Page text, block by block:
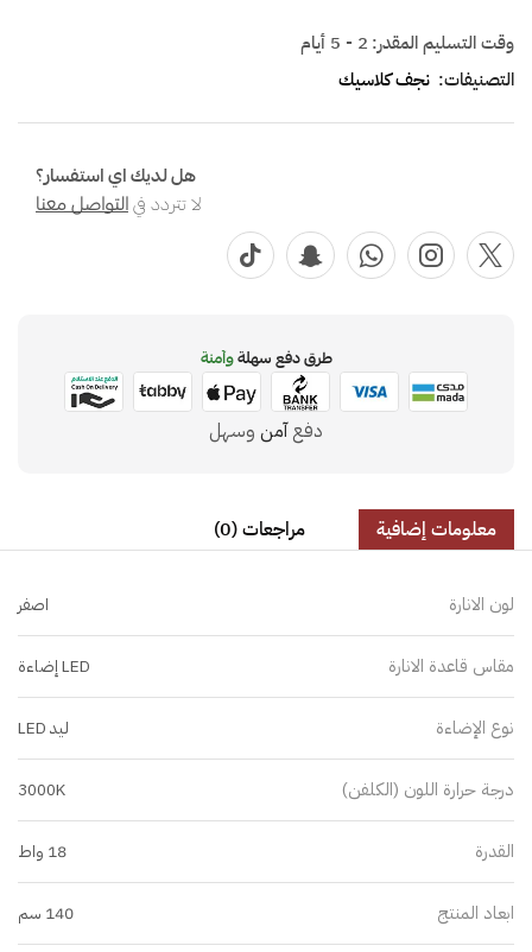
وقت التسليم المقدر: 2 - 5 أيام
التصنيفات: نجف كلاسيك
هل لديك اي استفسار؟
لا تتردد فيالتواصل معنا
طرق دفع سهلةوآمنة
دفعآمن وسهل
معلومات إضافية مراجعات (0)
لون الانارة اصفر
مقاس قاعدة الانارة LED إضاءة
نوع الإضاءة ليد LED
درجة حرارة اللون (الكلفن) 3000K
القدرة 18 واط
ابعاد المنتج 140 سم